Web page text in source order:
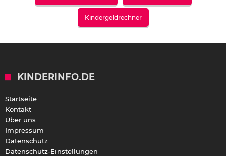
Kindergeldrechner
KINDERINFO.DE
Startseite
Kontakt
Über uns
Impressum
Datenschutz
Datenschutz-Einstellungen